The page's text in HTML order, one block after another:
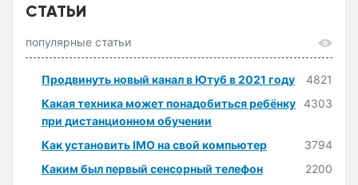
СТАТЬИ
популярные статьи
Продвинуть новый канал в Ютуб в 2021 году
4821
Какая техника может понадобиться ребёнку
при дистанционном обучении
4303
Как установить IMO на свой компьютер
3794
Каким был первый сенсорный телефон
2200